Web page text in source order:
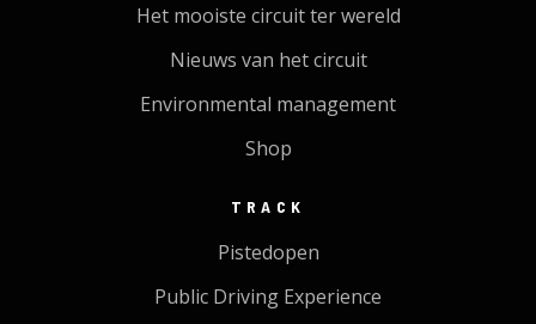
Het mooiste circuit ter wereld
Nieuws van het circuit
Environmental management
Shop
TRACK
Pistedopen
Public Driving Experience